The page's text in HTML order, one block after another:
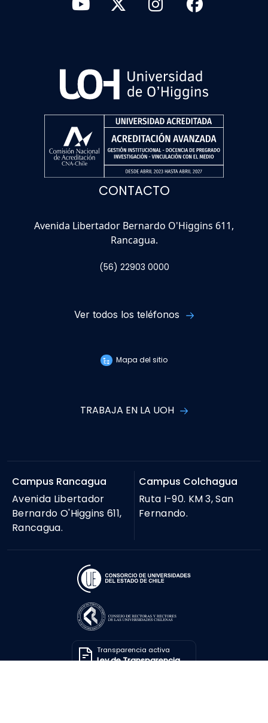
CONTACTO
Avenida Libertador Bernardo O'Higgins 611,
Rancagua.
(56) 22903 0000
Ver todos los teléfonos
Mapa del sitio
TRABAJA EN LA UOH
Campus Rancagua
Avenida Libertador
Bernardo O'Higgins 611,
Rancagua.
Campus Colchagua
Ruta I-90. KM 3, San
Fernando.
Transparencia activa
Ley de Transparencia